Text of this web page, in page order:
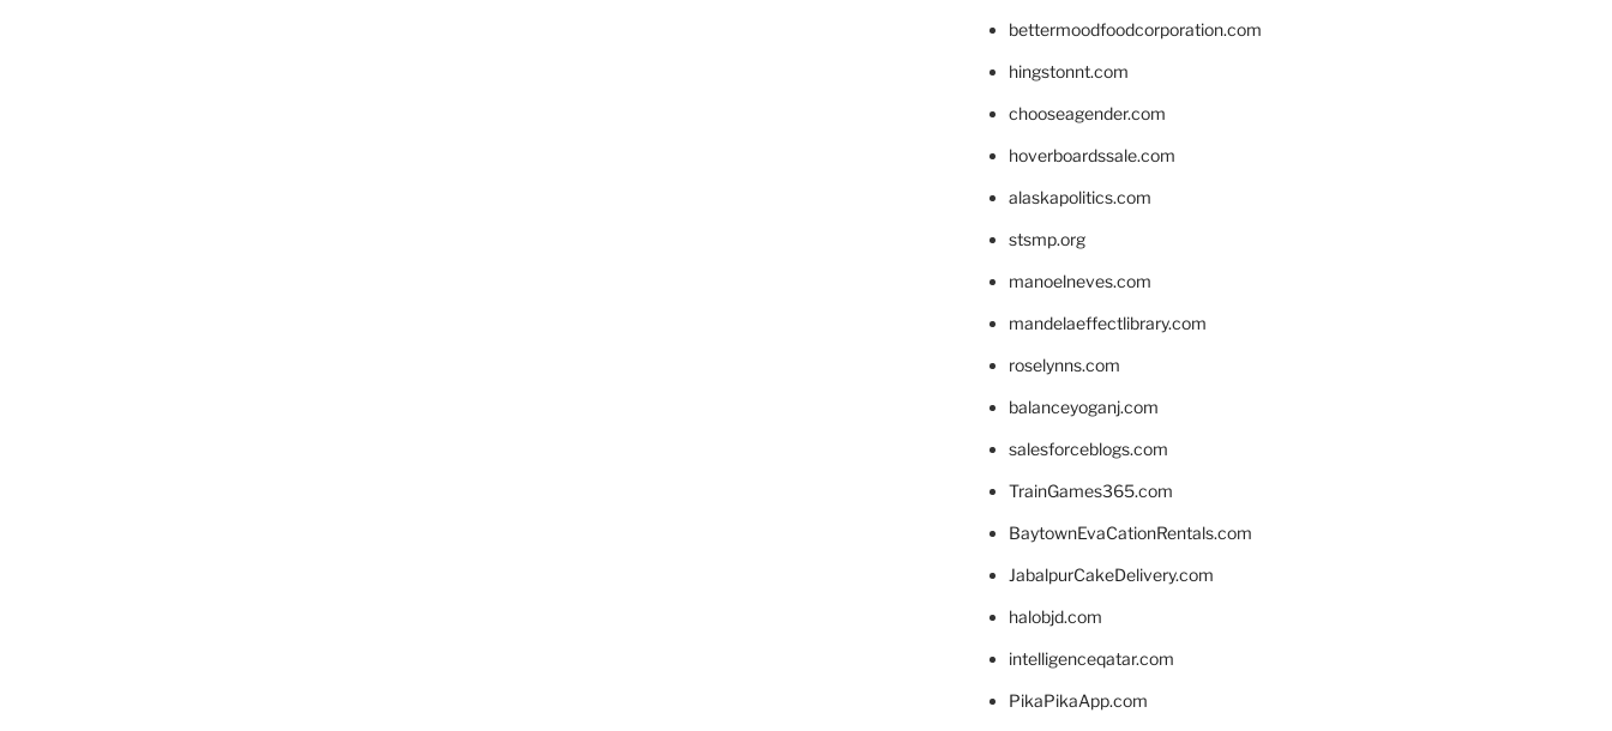
bettermoodfoodcorporation.com
hingstonnt.com
chooseagender.com
hoverboardssale.com
alaskapolitics.com
stsmp.org
manoelneves.com
mandelaeffectlibrary.com
roselynns.com
balanceyoganj.com
salesforceblogs.com
TrainGames365.com
BaytownEvaCationRentals.com
JabalpurCakeDelivery.com
halobjd.com
intelligenceqatar.com
PikaPikaApp.com